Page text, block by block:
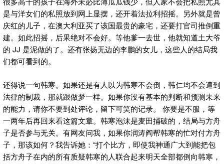
是与洋女们的私照放到网上显摆，还开着法拉利招摇。另外就是曾
庆红的儿子，在澳大利亚买了该国最贵的豪宅，还要打官司推倒重
建。如此招摇，后果绝对不会好。等他爹一去世，他就知道土大爷
的 JJ 是泥做的了。还有张扬无边的李鹏的女儿，这些人的结局我
们都可看到的。
还得说一句韩寒。如果还是有人以为韩寒不会倒，韩仁均不会遭到
法律的制裁，那就跟做梦一样。如果你没有基本的判断和预测未来
的能力，请你不要到处评论，留下可笑的记录。 你要是不服，等
一两年后再回来看这篇文章。韩寒泡沫是麦田捅破的，结局与方舟
子是否参与无关。有网友问我，如果你润涛阎帮韩寒的忙对付方舟
子，那该如何？我告诉她：“打个比方，即使我神通广大到能把包
括方舟子在内的所有质疑韩寒的人联合起来明天全部都倒向韩寒，